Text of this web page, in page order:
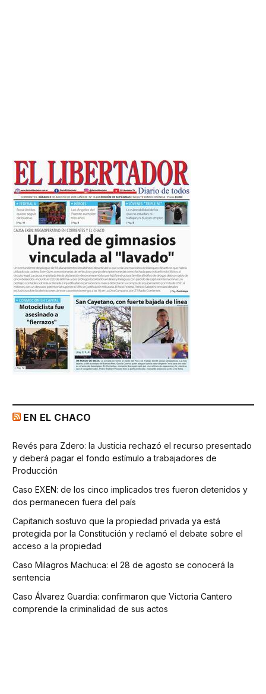
EN EL CHACO
Revés para Zdero: la Justicia rechazó el recurso presentado
y deberá pagar el fondo estímulo a trabajadores de
Producción
Caso EXEN: de los cinco implicados tres fueron detenidos y
dos permanecen fuera del país
Capitanich sostuvo que la propiedad privada ya está
protegida por la Constitución y reclamó el debate sobre el
acceso a la propiedad
Caso Milagros Machuca: el 28 de agosto se conocerá la
sentencia
Caso Álvarez Guardia: confirmaron que Victoria Cantero
comprende la criminalidad de sus actos